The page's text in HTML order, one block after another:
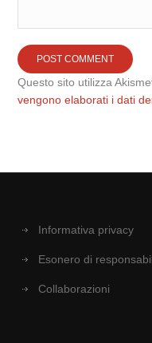
Questo sito utilizza
vengono elaborati i dati
Informativa privacy
Esonero di
Collaborazioni